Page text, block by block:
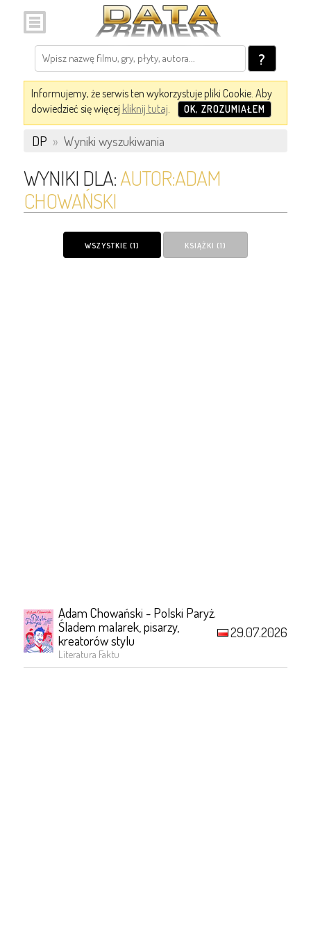
?
Informujemy, że serwis ten wykorzystuje pliki Cookie. Aby
dowiedzieć się więcej kliknij tutaj. OK, ZROZUMIAŁEM
DP » Wyniki wyszukiwania
WYNIKI DLA:AUTOR:ADAM
CHOWAŃSKI
WSZYSTKIE (1) KSIĄŻKI (1)
Adam Chowański - Polski Paryż.
Śladem malarek, pisarzy,
kreatorów stylu
Literatura Faktu
29.07.2026